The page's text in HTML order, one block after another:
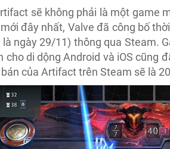
sẽ không phải là một game
đây nhất, Valve đã công bố
ngày 29/11) thông qua Steam.
cho di dộng Android và iOS cũng
của Artifact trên Steam sẽ là